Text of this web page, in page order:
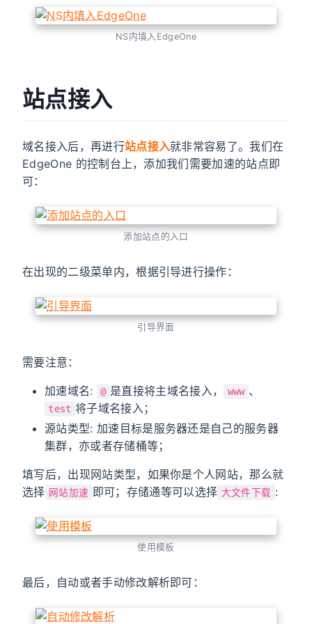
NS内填入EdgeOne
站点接入
域名接入后，再进行站点接入就非常容易了。我们在
EdgeOne 的控制台上，添加我们需要加速的站点即
可：
添加站点的入口
在出现的二级菜单内，根据引导进行操作：
引导界面
需要注意：
加速域名: @ 是直接将主域名接入， www 、
test 将子域名接入；
源站类型: 加速目标是服务器还是自己的服务器
集群，亦或者存储桶等；
填写后，出现网站类型，如果你是个人网站，那么就
选择 网站加速 即可；存储通等可以选择 大文件下载 :
使用模板
最后，自动或者手动修改解析即可：